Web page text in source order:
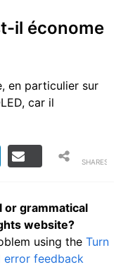
il économe
en particulier sur
car il
SHARES
or grammatical
website?
using the Turn
error feedback